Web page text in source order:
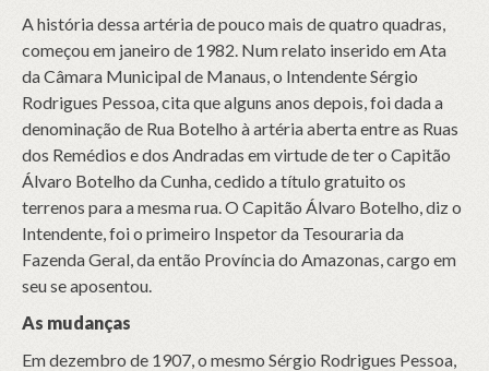
A história dessa artéria de pouco mais de quatro quadras,
começou em janeiro de 1982. Num relato inserido em Ata
da Câmara Municipal de Manaus, o Intendente Sérgio
Rodrigues Pessoa, cita que alguns anos depois, foi dada a
denominação de Rua Botelho à artéria aberta entre as Ruas
dos Remédios e dos Andradas em virtude de ter o Capitão
Álvaro Botelho da Cunha, cedido a título gratuito os
terrenos para a mesma rua. O Capitão Álvaro Botelho, diz o
Intendente, foi o primeiro Inspetor da Tesouraria da
Fazenda Geral, da então Província do Amazonas, cargo em
seu se aposentou.
As mudanças
Em dezembro de 1907, o mesmo Sérgio Rodrigues Pessoa,